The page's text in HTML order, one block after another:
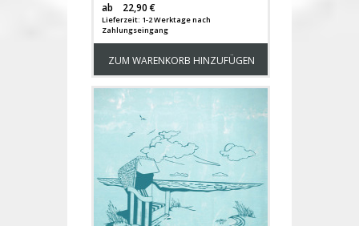
ab
22,90 €
Lieferzeit: 1-2 Werktage nach
Zahlungseingang
ZUM WARENKORB HINZUFÜGEN